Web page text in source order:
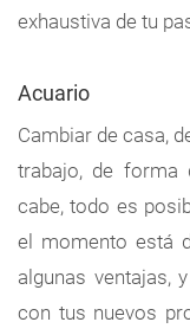
exhaustiva de tu
Acuario
Cambiar de casa,
trabajo, de forma
cabe, todo es
el momento está
algunas ventajas,
con tus nuevos